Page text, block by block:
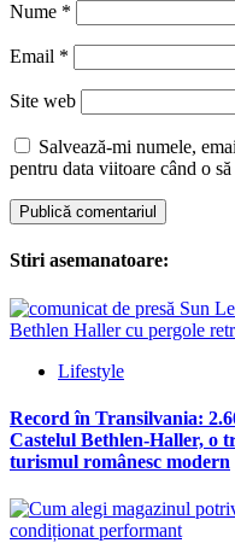
Nume *
Email *
Site web
Salvează-mi numele,
pentru data viitoare când o
Stiri asemanatoare:
Lifestyle
Record în Transilvania:
Castelul Bethlen-Haller, o
turismul românesc modern